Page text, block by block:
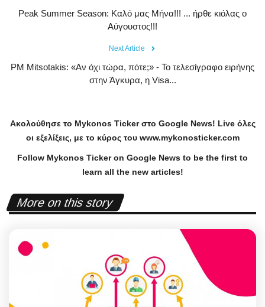
Peak Summer Season: Kαλό μας Μήνα!!! ... ήρθε κιόλας ο
Αύγουστος!!!
Next Article
PM Mitsotakis: «Αν όχι τώρα, πότε;» - Το τελεσίγραφο ειρήνης
στην Άγκυρα, η Visa...
Ακολούθησε το Mykonos Tickerστο Google News! Liveόλες
οι εξελίξεις, με το κύρος του www.mykonosticker.com
Follow Mykonos Ticker on Google News to be the first to
learn all the new articles!
More on this story